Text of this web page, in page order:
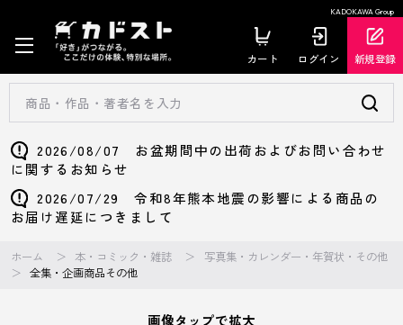
KADOKAWA Group
カート ログイン 新規登録
2026/08/07 お盆期間中の出荷およびお問い合わせ
に関するお知らせ
2026/07/29 令和8年熊本地震の影響による商品の
お届け遅延につきまして
ホーム 本・コミック・雑誌
写真集・カレンダー・年賀状・その他
全集・企画商品その他
画像タップで拡大